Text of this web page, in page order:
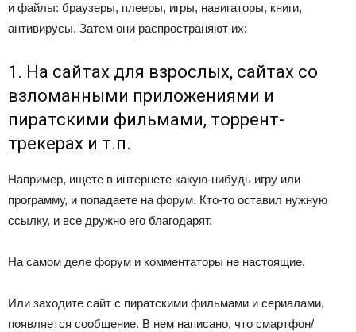
и файлы: браузеры, плееры, игры, навигаторы, книги,
антивирусы. Затем они распространяют их:
1. На сайтах для взрослых, сайтах со
взломанными приложениями и
пиратскими фильмами, торрент-
трекерах и т.п.
Например, ищете в интернете какую-нибудь игру или
программу, и попадаете на форум. Кто-то оставил нужную
ссылку, и все дружно его благодарят.
На самом деле форум и комментаторы не настоящие.
Или заходите сайт с пиратскими фильмами и сериалами,
появляется сообщение. В нем написано, что смартфон/